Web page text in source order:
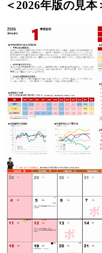
＜2026年版の見本